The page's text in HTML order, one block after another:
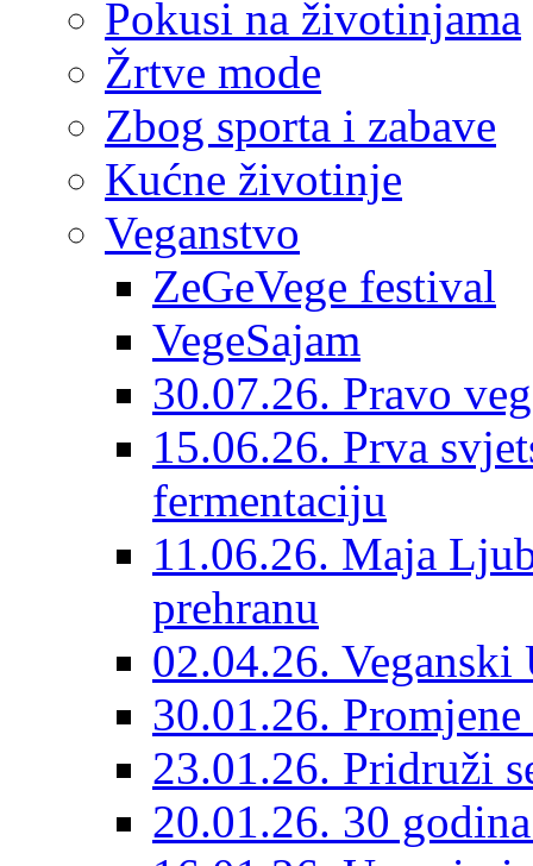
Pokusi na životinjama
Žrtve mode
Zbog sporta i zabave
Kućne životinje
Veganstvo
ZeGeVege festival
VegeSajam
30.07.26. Pravo
15.06.26. Prva
fermentaciju
11.06.26. Maja
prehranu
02.04.26. Veganski
30.01.26.
23.01.26. Pridruži
20.01.26. 30